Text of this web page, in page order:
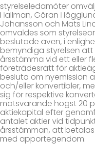
styrelseledamöter
Hallman, Göran
Johansson och Mats
omvaldes som
beslutade även, i
bemyndiga styrelsen att
årsstämma vid ett eller
företrädesrätt för
besluta om nyemission
och/eller konvertibler,
sig för respektive
motsvarande högst 20
aktiekapital efter
antalet aktier vid
årsstämman, att
med apportegendom.